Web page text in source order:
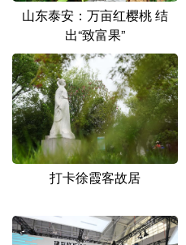
山东泰安：万亩红樱桃 结
出“致富果”
打卡徐霞客故居